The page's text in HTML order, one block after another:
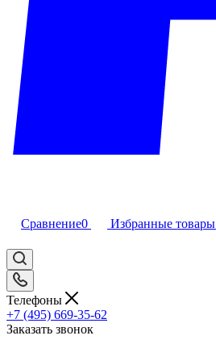
Сравнение0 Избранные товары
Телефоны
+7 (495) 669-35-62
Заказать звонок